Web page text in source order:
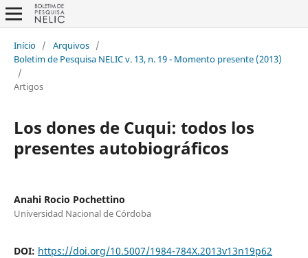
Início / Arquivos /
Boletim de Pesquisa NELIC v. 13, n. 19 - Momento presente (2013)
/
Artigos
Los dones de Cuqui: todos los
presentes autobiográficos
Anahi Rocio Pochettino
Universidad Nacional de Córdoba
DOI: https://doi.org/10.5007/1984-784X.2013v13n19p62